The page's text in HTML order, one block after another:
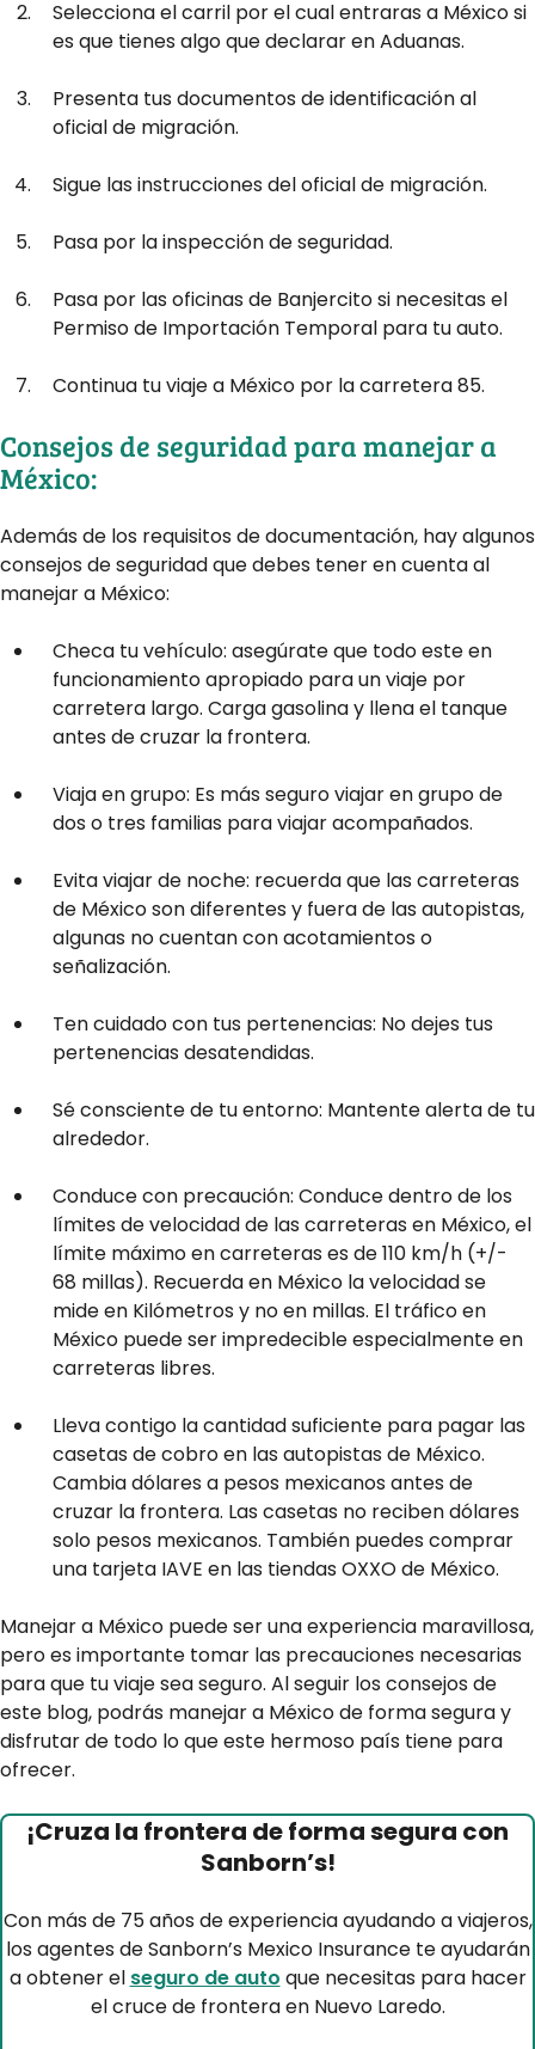
Selecciona el carril por el cual entraras a México si
es que tienes algo que declarar en Aduanas.
Presenta tus documentos de identificación al
oficial de migración.
Sigue las instrucciones del oficial de migración.
Pasa por la inspección de seguridad.
Pasa por las oficinas de Banjercito si necesitas el
Permiso de Importación Temporal para tu auto.
Continua tu viaje a México por la carretera 85.
Consejos de seguridad para manejar a
México:
Además de los requisitos de documentación, hay algunos
consejos de seguridad que debes tener en cuenta al
manejar a México:
Checa tu vehículo: asegúrate que todo este en
funcionamiento apropiado para un viaje por
carretera largo. Carga gasolina y llena el tanque
antes de cruzar la frontera.
Viaja en grupo: Es más seguro viajar en grupo de
dos o tres familias para viajar acompañados.
Evita viajar de noche: recuerda que las carreteras
de México son diferentes y fuera de las autopistas,
algunas no cuentan con acotamientos o
señalización.
Ten cuidado con tus pertenencias: No dejes tus
pertenencias desatendidas.
Sé consciente de tu entorno: Mantente alerta de tu
alrededor.
Conduce con precaución: Conduce dentro de los
límites de velocidad de las carreteras en México, el
límite máximo en carreteras es de 110 km/h (+/-
68 millas). Recuerda en México la velocidad se
mide en Kilómetros y no en millas. El tráfico en
México puede ser impredecible especialmente en
carreteras libres.
Lleva contigo la cantidad suficiente para pagar las
casetas de cobro en las autopistas de México.
Cambia dólares a pesos mexicanos antes de
cruzar la frontera. Las casetas no reciben dólares
solo pesos mexicanos. También puedes comprar
una tarjeta IAVE en las tiendas OXXO de México.
Manejar a México puede ser una experiencia maravillosa,
pero es importante tomar las precauciones necesarias
para que tu viaje sea seguro. Al seguir los consejos de
este blog, podrás manejar a México de forma segura y
disfrutar de todo lo que este hermoso país tiene para
ofrecer.
¡Cruza la frontera de forma segura con
Sanborn’s!
Con más de 75 años de experiencia ayudando a viajeros,
los agentes de Sanborn’s Mexico Insurance te ayudarán
a obtener el seguro de auto que necesitas para hacer
el cruce de frontera en Nuevo Laredo.